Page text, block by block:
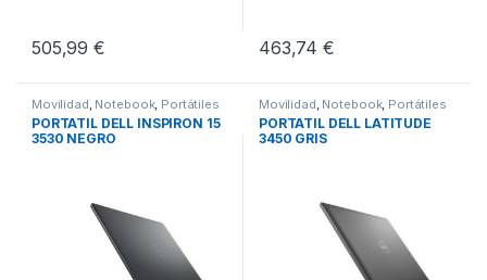
505,99€ 463,74€
Movilidad Notebook, Portátiles
PORTATIL DELL INSPIRON 15
3530 NEGRO
Movilidad Notebook, Portátiles
PORTATIL DELL LATITUDE
3450 GRIS